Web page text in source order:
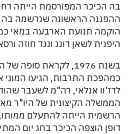
בה הכיכר המפורסמת הייתה
הוקמה תנועת הארבעה במאי
היפנית לשאן דונג ונגד חוזה
בשנת 1976, לקראת
כמהפכת התרבות, הגיעו המוני
לדז'וו אנלאי, רה"מ לשעבר
הממשלה הקיצונית של היו"ר
הרשמית הייתה להתעלם ממותו,
דופן הוצפה הכיכר בחג יום